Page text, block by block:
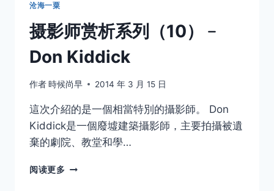
沧海一粟
摄影师赏析系列（10）﹣
Don Kiddick
作者時候尚早 2014 年 3 月 15 日
這次介紹的是一個相當特別的攝影師。 Don
Kiddick是一個廢墟建築攝影師，主要拍攝被遺
棄的劇院、教堂和學…
阅读更多